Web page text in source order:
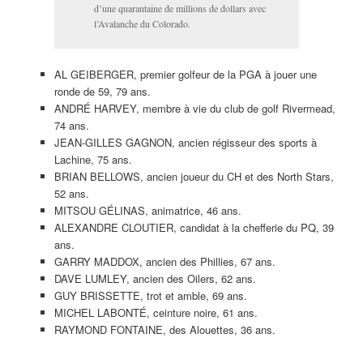
d’une quarantaine de millions de dollars avec
l’Avalanche du Colorado.
AL GEIBERGER, premier golfeur de la PGA à jouer une
ronde de 59, 79 ans.
ANDRÉ HARVEY, membre à vie du club de golf Rivermead,
74 ans.
JEAN-GILLES GAGNON, ancien régisseur des sports à
Lachine, 75 ans.
BRIAN BELLOWS, ancien joueur du CH et des North Stars,
52 ans.
MITSOU GÉLINAS, animatrice, 46 ans.
ALEXANDRE CLOUTIER, candidat à la chefferie du PQ, 39
ans.
GARRY MADDOX, ancien des Phillies, 67 ans.
DAVE LUMLEY, ancien des Oilers, 62 ans.
GUY BRISSETTE, trot et amble, 69 ans.
MICHEL LABONTÉ, ceinture noire, 61 ans.
RAYMOND FONTAINE, des Alouettes, 36 ans.